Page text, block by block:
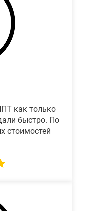
как только
быстро. По
стоимостей